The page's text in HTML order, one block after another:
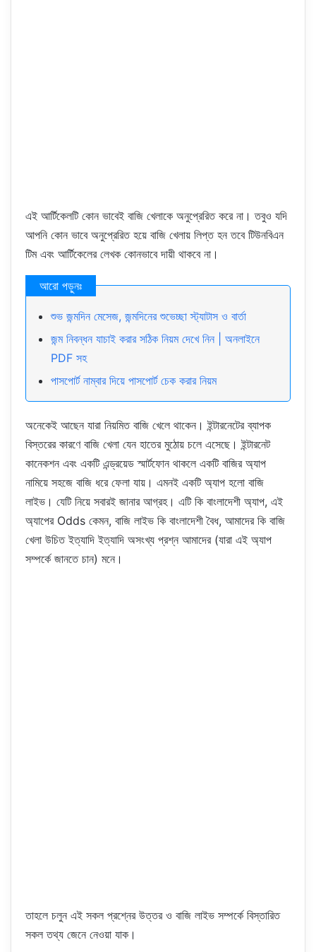
এই আর্টিকেলটি কোন ভাবেই বাজি খেলাকে অনুপ্রেরিত করে না। তবুও যদি
আপনি কোন ভাবে অনুপ্রেরিত হয়ে বাজি খেলায় লিপ্ত হন তবে টিউনবিএন
টিম এবং আর্টিকেলের লেখক কোনভাবে দায়ী থাকবে না।
শুভ জন্মদিন মেসেজ, জন্মদিনের শুভেচ্ছা স্ট্যাটাস ও বার্তা
জন্ম নিবন্ধন যাচাই করার সঠিক নিয়ম দেখে নিন | অনলাইনে
PDF সহ
পাসপোর্ট নাম্বার দিয়ে পাসপোর্ট চেক করার নিয়ম
অনেকেই আছেন যারা নিয়মিত বাজি খেলে থাকেন। ইন্টারনেটের ব্যাপক
বিস্তরের কারণে বাজি খেলা যেন হাতের মুঠোয় চলে এসেছে। ইন্টারনেট
কানেকশন এবং একটি এন্ড্রয়েড স্মার্টফোন থাকলে একটি বাজির অ্যাপ
নামিয়ে সহজে বাজি ধরে ফেলা যায়। এমনই একটি অ্যাপ হলো বাজি
লাইভ। যেটি নিয়ে সবারই জানার আগ্রহ। এটি কি বাংলাদেশী অ্যাপ, এই
অ্যাপের Odds কেমন, বাজি লাইভ কি বাংলাদেশী বৈধ, আমাদের কি বাজি
খেলা উচিত ইত্যাদি ইত্যাদি অসংখ্য প্রশ্ন আমাদের (যারা এই অ্যাপ
সম্পর্কে জানতে চান) মনে।
তাহলে চলুন এই সকল প্রশ্নের উত্তর ও বাজি লাইভ সম্পর্কে বিস্তারিত
সকল তথ্য জেনে নেওয়া যাক।